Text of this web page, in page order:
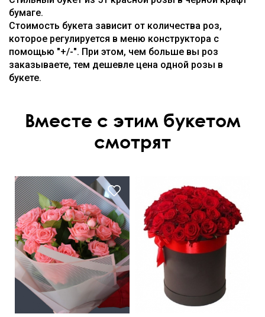
бумаге.
Стоимость букета зависит от количества роз,
которое регулируется в меню конструктора с
помощью "+/-". При этом, чем больше вы роз
заказываете, тем дешевле цена одной розы в
букете.
Вместе с этим букетом
смотрят